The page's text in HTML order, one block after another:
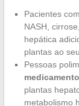
Pacientes
NASH,
hepática
plantas ao
Pessoas
plantas
metabolismo